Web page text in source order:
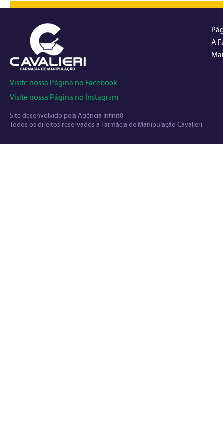
Visite nossa Página no Facebook
Visite nossa Página no Instagram
Site desenvolvido pela Agência Infinit0
Todos os direitos reservados a Farmácia de Manipulação Cavalieri
A